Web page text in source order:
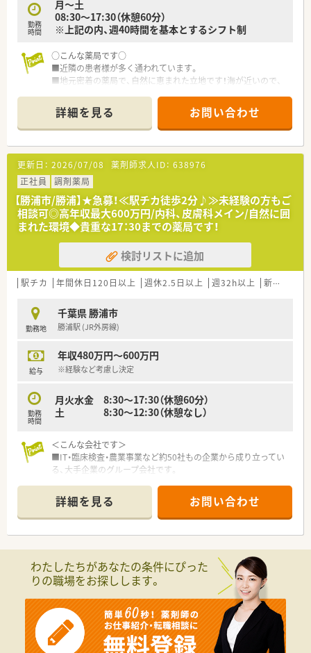
勤務
時間
月～土
08:30～17:30（休憩60分）
※上記の内、週40時間を基本とするシフト制
○こんな薬局です○
■近隣の患者様が多く通われています。
■地元密着の薬局で、自然に恵まれた立地です！海が近いので、
すので、転居を伴う方も安心！
■定期的に勉強会を開催しています。
○おススメポイント○
■高年収700万円のご相談が可能！年収アップを目指せます。
■正社員でもWワークの相談が出来ます。
■シフトは全店で一括管理している為、ヘルプの相談がしやすく
お休みが取りやすい仕組みになっています。
■ヘルプ体制充実…他店からのヘルプも多く、ヘルプに行くこと
も多いです。たくさんの薬局を見ることが出来るので勉強にな
る環境です。
〇こんな会社です〇
■IT・臨床検査・農業事業など約50社もの企業から成り立ってい
る大手企業なので安定性は抜群です。
います。
■どの企業よりも最短でキャリアアップできる環境です。手を
挙げれば新規事業の立ち上げ等も挑戦できます。
て出世ポジションは多数！年齢は問いません。
■シフトは1週間単位で作成し、本社で勤怠を管理しているの
で、急なお休みにも対応できる体制を整えています。
■人員配置は流動性を意識しているのでマンネリ化を感じにく
■複数店舗で勤務出来るので、全科に精通するスキルを身に着け
ることが出来ます！
■システムで働き易さをサポート…「薬歴MEDIX（メディクス）」
レラ）」
で安心して調剤が出来る様に現場をサポートしてくれる仕
組みづくりをしてくれています。
詳細を見る お問い合わせ
更新日： 2026/07/08 薬剤師求人ID： 638976
正社員
調剤薬局
【勝浦市/勝浦】★急募！≪駅チカ徒歩2分♪≫未経験の方もご
相談可◎高年収最大600万円/内科、皮膚科メイン/自然に囲
まれた環境◆貴重な17：30までの薬局です！
検討リストに追加
駅チカ 年間休日120日以上 週休2.5日以上 週32h以上 新卒可
勤務地
千葉県 勝浦市
勝浦駅 (JR外房線)
給与
年収480万円～600万円
※経験など考慮し決定
勤務
時間
月火水金 8:30～17:30（休憩60分）
土 8:30～12:30（休憩なし）
＜こんな会社です＞
■IT・臨床検査・農業事業など約50社もの企業から成り立ってい
る、大手企業のグループ会社です。
＜社風＞
■トップダウンの『縦の組織』ではなく、サークルの様な『横の組
織』です。みんなで考え・行動する方針なのでやりがいをもって
働く事が可能です。
社長として活躍している方もいます。若手社員も活躍できる環
境です！年齢ではなく、自分から手を挙げれば色んな仕事へチャ
レンジする事ができる環境があるのでモチベーション･積極性の
ある方であれば、どの企業よりも最短で取締役になる事も夢では
ありません。
■会社の利益に繋がる事をした社員には、会長よりインセンティ
ブが支給される事がございます。
詳細を見る お問い合わせ
わたしたちがあなたの条件にぴった
りの職場をお探しします。